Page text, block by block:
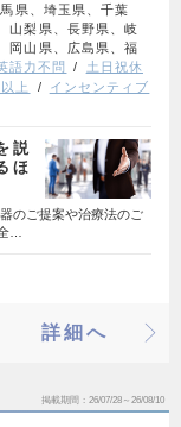
県、埼玉県、千葉
山梨県、長野県、岐
岡山県、広島県、福
語力不問
土日祝休
上
インセンティブ
説
ほ
のご提案や治療法のご
…
詳細へ
掲載期間 26/07/28～26/08/10